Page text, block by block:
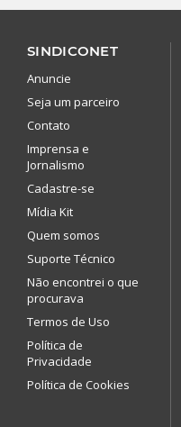
SINDICONET
Anuncie
Seja um parceiro
Contato
Imprensa e
Jornalismo
Cadastre-se
Mídia Kit
Quem somos
Suporte Técnico
Não encontrei o que
procurava
Termos de Uso
Política de
Privacidade
Política de Cookies